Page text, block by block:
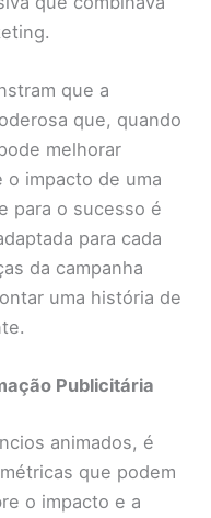
que a
que, quando
melhorar
o impacto de uma
para o sucesso é
para cada
da campanha
uma história de
Publicitária
animados, é
que podem
o impacto e a